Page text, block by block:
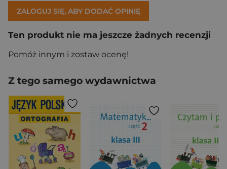
ZALOGUJ SIĘ, ABY DODAĆ OPINIĘ
Ten produkt nie ma jeszcze żadnych recenzji
Pomóż innym i zostaw ocenę!
Z tego samego wydawnictwa